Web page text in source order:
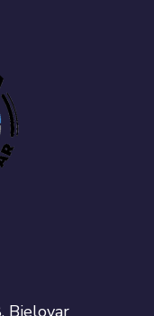
Bjelovar